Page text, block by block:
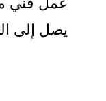
يصل إلى